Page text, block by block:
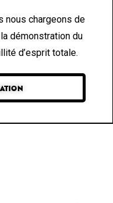
nous chargeons de
démonstration du
d’esprit totale.